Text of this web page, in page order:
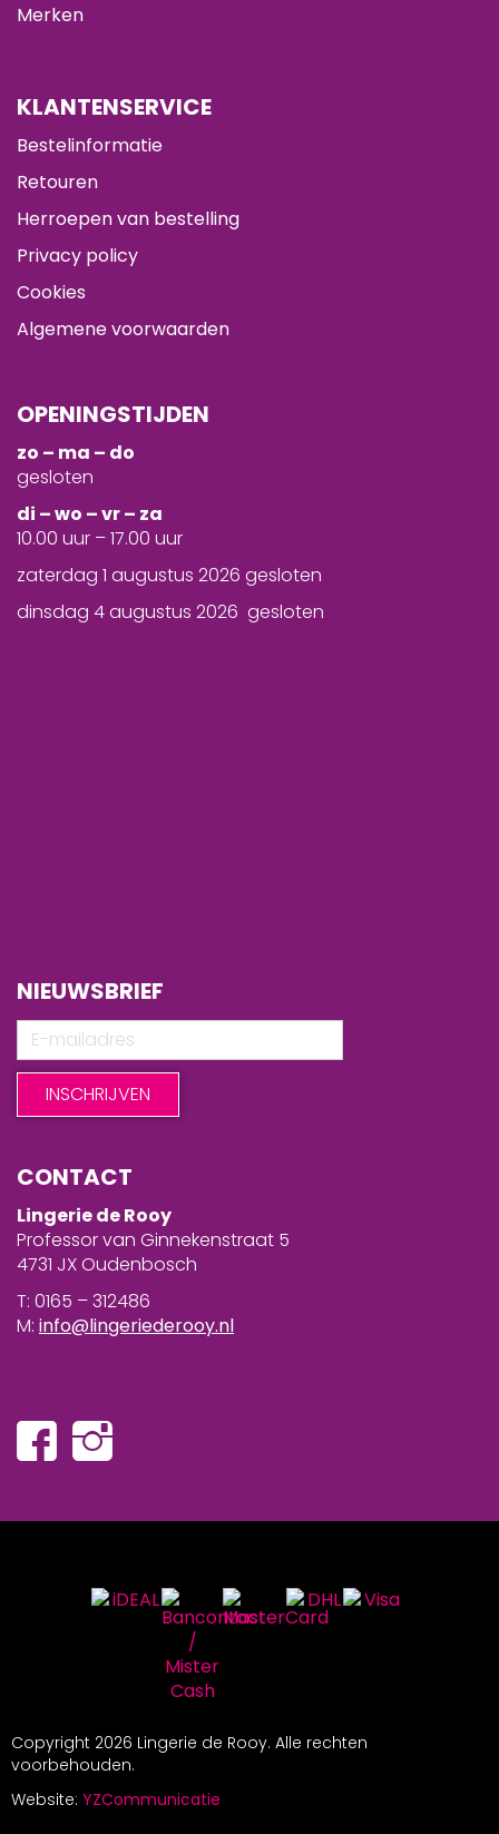
Merken
KLANTENSERVICE
Bestelinformatie
Retouren
Herroepen van bestelling
Privacy policy
Cookies
Algemene voorwaarden
OPENINGSTIJDEN
zo – ma – do
gesloten
di – wo – vr – za
10.00 uur – 17.00 uur
zaterdag 1 augustus 2026 gesloten
dinsdag 4 augustus 2026 gesloten
NIEUWSBRIEF
CONTACT
Lingerie de Rooy
Professor van Ginnekenstraat 5
4731 JX Oudenbosch
T: 0165 – 312486
M: info@lingeriederooy.nl
Copyright 2026 Lingerie de Rooy. Alle rechten
voorbehouden.
Website: YZCommunicatie